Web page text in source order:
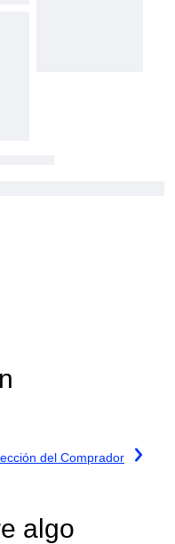
del Comprador
algo